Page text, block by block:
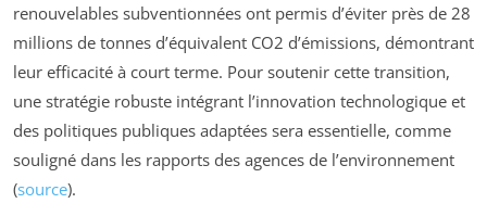
renouvelables subventionnées ont permis d’éviter près de 28
millions de tonnes d’équivalent CO2 d’émissions, démontrant
leur efficacité à court terme. Pour soutenir cette transition,
une stratégie robuste intégrant l’innovation technologique et
des politiques publiques adaptées sera essentielle, comme
souligné dans les rapports des agences de l’environnement
(source).